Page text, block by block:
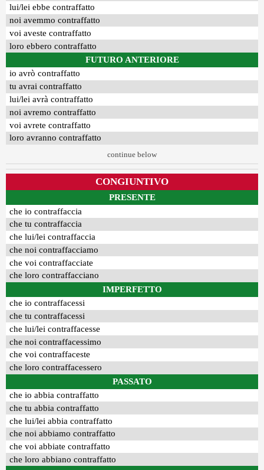
lui/lei ebbe contraffatto
noi avemmo contraffatto
voi aveste contraffatto
loro ebbero contraffatto
FUTURO ANTERIORE
io avrò contraffatto
tu avrai contraffatto
lui/lei avrà contraffatto
noi avremo contraffatto
voi avrete contraffatto
loro avranno contraffatto
continue below
CONGIUNTIVO
PRESENTE
che io contraffaccia
che tu contraffaccia
che lui/lei contraffaccia
che noi contraffacciamo
che voi contraffacciate
che loro contraffacciano
IMPERFETTO
che io contraffacessi
che tu contraffacessi
che lui/lei contraffacesse
che noi contraffacessimo
che voi contraffaceste
che loro contraffacessero
PASSATO
che io abbia contraffatto
che tu abbia contraffatto
che lui/lei abbia contraffatto
che noi abbiamo contraffatto
che voi abbiate contraffatto
che loro abbiano contraffatto